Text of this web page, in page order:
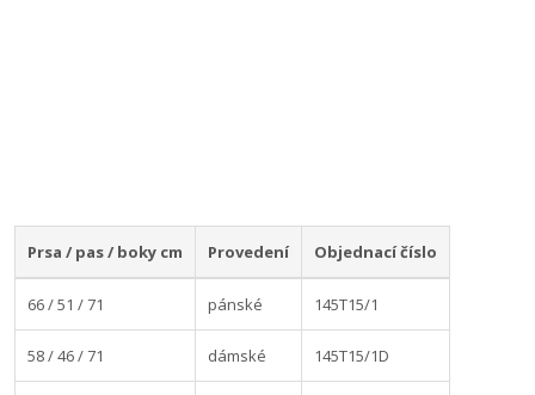
Prsa / pas / boky cm Provedení Objednací číslo
66 / 51 / 71 pánské 145T15/1
58 / 46 / 71 dámské 145T15/1D